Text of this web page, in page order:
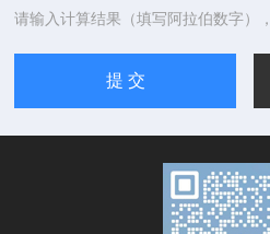
请输入计算结果（填写阿拉伯数字）